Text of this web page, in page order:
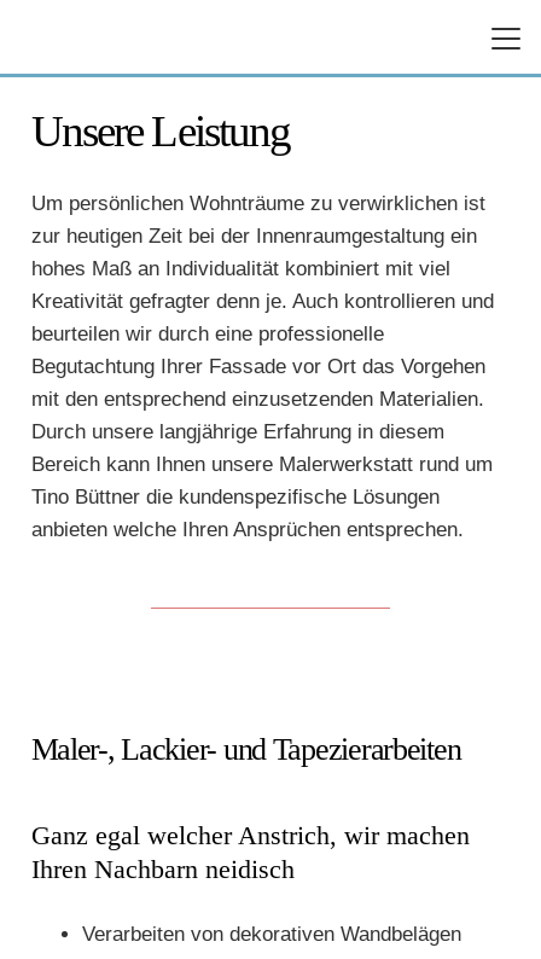
Unsere Leistung
Um persönlichen Wohnträume zu verwirklichen ist
zur heutigen Zeit bei der Innenraumgestaltung ein
hohes Maß an Individualität kombiniert mit viel
Kreativität gefragter denn je. Auch kontrollieren und
beurteilen wir durch eine professionelle
Begutachtung Ihrer Fassade vor Ort das Vorgehen
mit den entsprechend einzusetzenden Materialien.
Durch unsere langjährige Erfahrung in diesem
Bereich kann Ihnen unsere Malerwerkstatt rund um
Tino Büttner die kundenspezifische Lösungen
anbieten welche Ihren Ansprüchen entsprechen.
Maler-, Lackier- und Tapezierarbeiten
Ganz egal welcher Anstrich, wir machen
Ihren Nachbarn neidisch
Verarbeiten von dekorativen Wandbelägen